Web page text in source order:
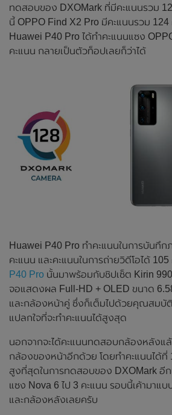
ทดสอบของ DXOMark ที่มีคะแนนรวม
นี้ OPPO Find X2 Pro มีคะแนนรวม
Huawei P40 Pro ได้ทำคะแนนแซง
คะแนน กลายเป็นตัวท็อปเลยก็ว่าได้
Huawei P40 Pro ทำคะแนนในการบันทึก
คะแนน และคะแนนในการถ่ายวิดีโอได้ 105
P40 Pro นั้นมาพร้อมกับชิปเซ็ต Kirin
จอแสดงผล Full-HD + OLED ขนาด
และกล้องหน้าคู่ ซึ่งก็เต็มไปด้วยคุณสมบั
แปลกใจที่จะทำคะแนนได้สูงสุด
นอกจากจะได้คะแนนทดสอบกล้องหลังแ
กล้องของหน้าอีกด้วย โดยทำคะแนนได้
สูงที่สุดในการทดสอบของ DXOMark อีก
แซง Nova 6 ไป 3 คะแนน รอบนี้เค้ามา
และกล้องหลังเลยครับ